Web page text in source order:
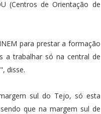
(Centros de Orientação de
para prestar a formação
a trabalhar só na central de
disse.
sul do Tejo, só esta
que na margem sul de